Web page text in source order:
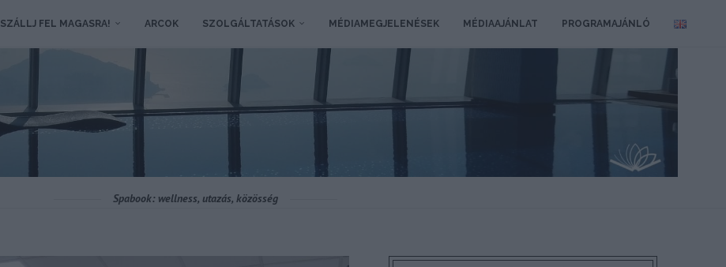
SZÁLLJ FEL MAGASRA! ARCOK SZOLGÁLTATÁSOK MÉDIAMEGJELENÉSEK MÉDIAAJÁNLAT PROGRAMAJÁNLÓ
Spabook: wellness, utazás, közösség